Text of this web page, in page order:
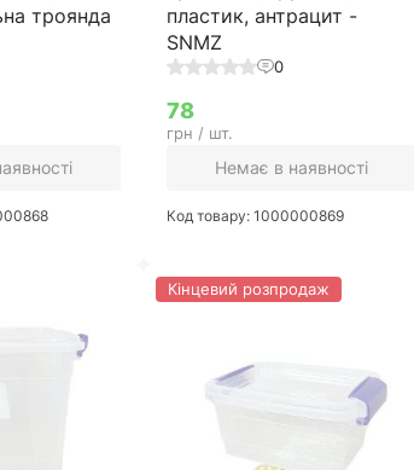
троянда
пластик, антрацит -
SNMZ
0
78
грн / шт.
Немає в наявності
Код товару: 1000000869
Кінцевий розпродаж